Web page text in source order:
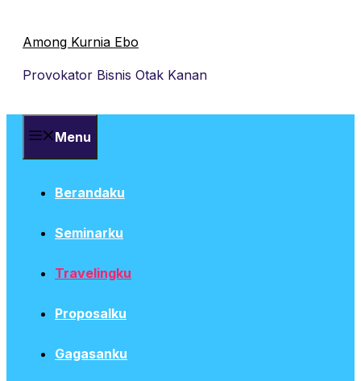
Among Kurnia Ebo
Provokator Bisnis Otak Kanan
Menu
Berandaku
Seminarku
Travelingku
Proposalku
Gagasanku